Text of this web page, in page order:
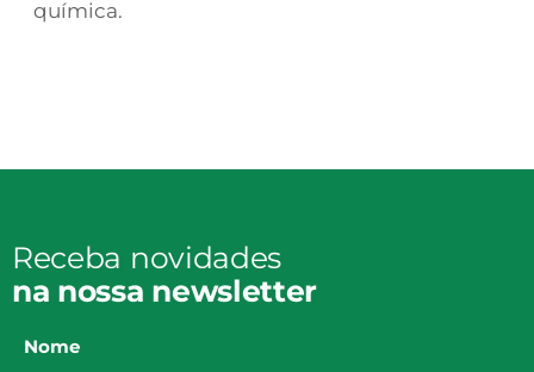
química.
Receba novidades
na nossa newsletter
Nome